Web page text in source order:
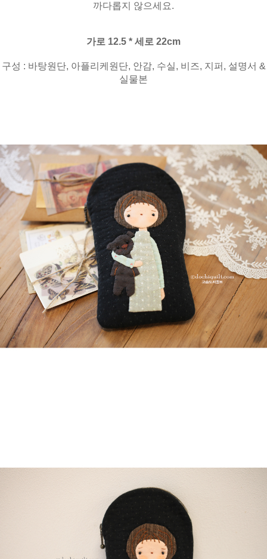
까다롭지 않으세요.
가로 12.5 * 세로 22cm
구성 : 바탕원단, 아플리케원단, 안감, 수실, 비즈, 지퍼, 설명서 &
실물본